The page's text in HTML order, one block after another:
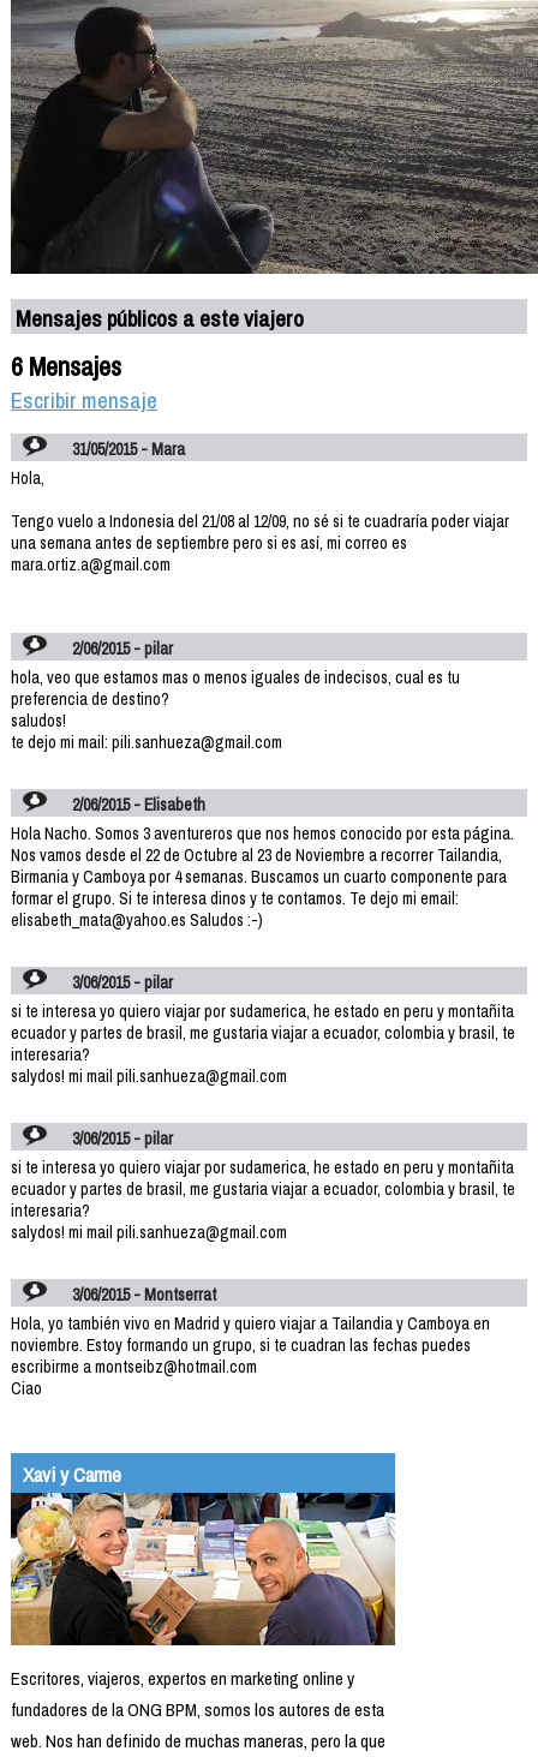
Mensajes públicos a este viajero
6 Mensajes
Escribir mensaje
31/05/2015 - Mara
Hola,
Tengo vuelo a Indonesia del 21/08 al 12/09, no sé si te cuadraría poder viajar
una semana antes de septiembre pero si es así, mi correo es
mara.ortiz.a@gmail.com
2/06/2015 - pilar
hola, veo que estamos mas o menos iguales de indecisos, cual es tu
preferencia de destino?
saludos!
te dejo mi mail: pili.sanhueza@gmail.com
2/06/2015 - Elisabeth
Hola Nacho. Somos 3 aventureros que nos hemos conocido por esta página.
Nos vamos desde el 22 de Octubre al 23 de Noviembre a recorrer Tailandia,
Birmania y Camboya por 4 semanas. Buscamos un cuarto componente para
formar el grupo. Si te interesa dinos y te contamos. Te dejo mi email:
elisabeth_mata@yahoo.es Saludos :-)
3/06/2015 - pilar
si te interesa yo quiero viajar por sudamerica, he estado en peru y montañita
ecuador y partes de brasil, me gustaria viajar a ecuador, colombia y brasil, te
interesaria?
salydos! mi mail pili.sanhueza@gmail.com
3/06/2015 - pilar
si te interesa yo quiero viajar por sudamerica, he estado en peru y montañita
ecuador y partes de brasil, me gustaria viajar a ecuador, colombia y brasil, te
interesaria?
salydos! mi mail pili.sanhueza@gmail.com
3/06/2015 - Montserrat
Hola, yo también vivo en Madrid y quiero viajar a Tailandia y Camboya en
noviembre. Estoy formando un grupo, si te cuadran las fechas puedes
escribirme a montseibz@hotmail.com
Ciao
Xavi y Carme
Escritores, viajeros, expertos en marketing online y
fundadores de la ONG BPM, somos los autores de esta
web. Nos han definido de muchas maneras, pero la que